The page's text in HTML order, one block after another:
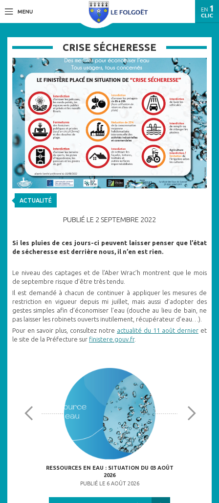
CRISE SÉCHERESSE
ACTUALITÉ
PUBLIÉ LE 2 SEPTEMBRE 2022
Si les pluies de ces jours-ci peuvent laisser penser que l’état
de sécheresse est derrière nous, il n’en est rien.
Le niveau des captages et de l’Aber Wrac’h montrent que le mois
de septembre risque d’être très tendu.
Il est demandé à chacun de continuer à appliquer les mesures de
restriction en vigueur depuis mi juillet, mais aussi d’adopter des
gestes simples afin d’économiser l’eau (douche au lieu de bain, ne
pas laisser les robinets ouverts inutilement, récupérateur d’eau…).
Pour en savoir plus, consultez notre actualité du 11 août dernier et
le site de la Préfecture sur finistere.gouv.fr.
RESSOURCES EN EAU : SITUATION DU 03 AOÛT
2026
PUBLIÉ LE 6 AOÛT 2026